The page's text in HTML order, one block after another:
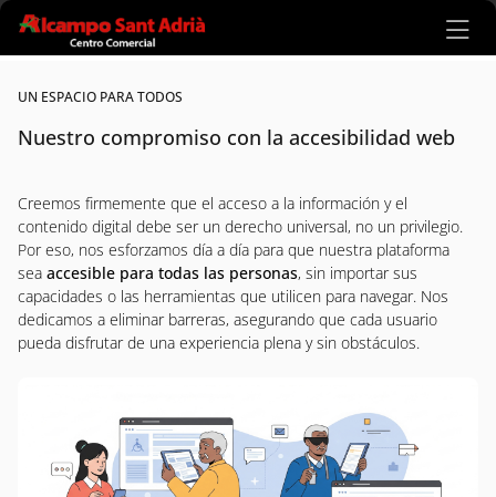
Ir al contenido principal
UN ESPACIO PARA TODOS
Nuestro compromiso con la accesibilidad web
Creemos firmemente que el acceso a la información y el
contenido digital debe ser un derecho universal, no un privilegio.
Por eso, nos esforzamos día a día para que nuestra plataforma
sea accesible para todas las personas, sin importar sus
capacidades o las herramientas que utilicen para navegar. Nos
dedicamos a eliminar barreras, asegurando que cada usuario
pueda disfrutar de una experiencia plena y sin obstáculos.